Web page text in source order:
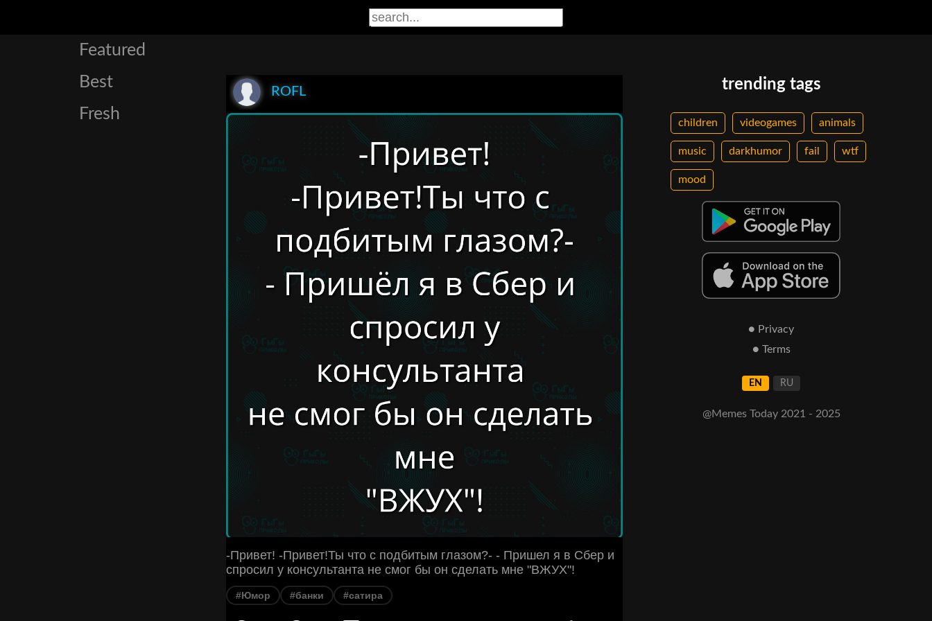
Featured
Best
Fresh
ROFL
-Привет! -Привет!Ты что с подбитым глазом?- - Пришел я в Сбер и
спросил у консультанта не смог бы он сделать мне "ВЖУХ"!
#Юмор #банки #сатира
trending tags
children videogames animals
music darkhumor fail wtf
mood
● Privacy
● Terms
EN RU
@Memes Today 2021 - 2025